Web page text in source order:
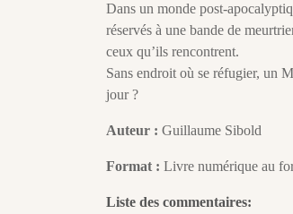
Dans un monde post-
réservés à une bande de
ceux qu’ils rencontrent.
Sans endroit où se réfugier, un
jour ?
Auteur : Guillaume Sibold
Format : Livre numérique au
Liste des commentaires: